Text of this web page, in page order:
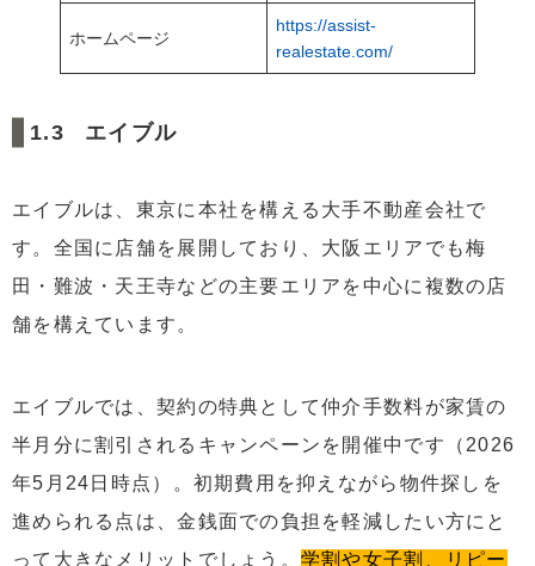
ホームページ
https://assist-
realestate.com/
エイブル
エイブルは、東京に本社を構える大手不動産会社で
す。全国に店舗を展開しており、大阪エリアでも梅
田・難波・天王寺などの主要エリアを中心に複数の店
舗を構えています。
エイブルでは、契約の特典として仲介手数料が家賃の
半月分に割引されるキャンペーンを開催中です（2026
年5月24日時点）。初期費用を抑えながら物件探しを
進められる点は、金銭面での負担を軽減したい方にと
って大きなメリットでしょう。 学割や女子割、リピー